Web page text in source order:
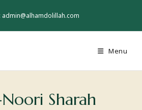
admin@alhamdolillah.com
Menu
Sharah